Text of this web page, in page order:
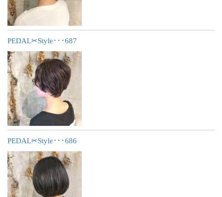
PEDAL✂︎Style･･･687
PEDAL✂︎Style･･･686